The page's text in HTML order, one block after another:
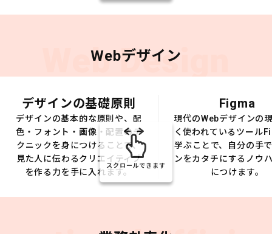
Web Design
Webデザイン
デザインの基礎原則
デザインの基本的な原則や、配
色・フォント・画像・配置のテ
クニックを身につけることで、
見た人に伝わるクリエイティブ
を作る力を手に入れます。
Figma
現代のWebデザインの
く使われているツール
学ぶことで、自分の手
ンをカタチにするノウ
につけます。
スクロールできます